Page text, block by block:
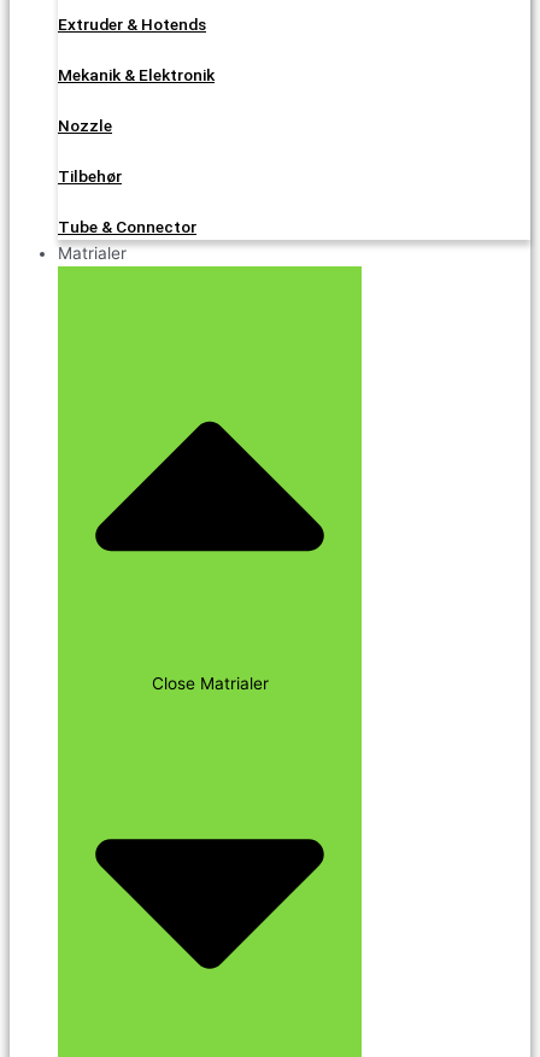
Extruder & Hotends
Mekanik & Elektronik
Nozzle
Tilbehør
Tube & Connector
Matrialer
Close Matrialer